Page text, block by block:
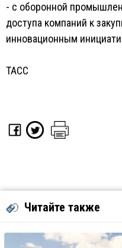
- с оборонной
доступа компаний к
инновационным
ТАСС
Читайте также